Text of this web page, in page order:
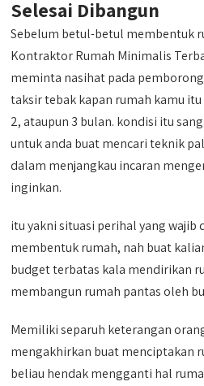
Selesai Dibangun
Sebelum betul-betul membentuk
Kontraktor Rumah Minimalis
meminta nasihat pada
taksir tebak kapan rumah kamu
2, ataupun 3 bulan. kondisi itu
untuk anda buat mencari teknik
dalam menjangkau incaran
inginkan.
itu yakni situasi perihal yang
membentuk rumah, nah buat
budget terbatas kala mendirikan
membangun rumah pantas oleh
Memiliki separuh keterangan
mengakhirkan buat menciptakan
beliau hendak mengganti hal